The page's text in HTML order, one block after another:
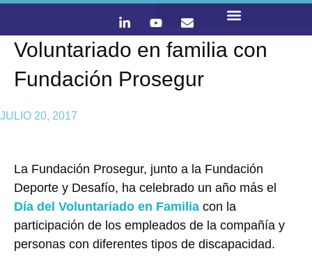
Voluntariado en familia con
Fundación Prosegur
JULIO 20, 2017
La Fundación Prosegur, junto a la Fundación
Deporte y Desafío, ha celebrado un año más el
Día del Voluntariado en Familia con la
participación de los empleados de la compañía y
personas con diferentes tipos de discapacidad.